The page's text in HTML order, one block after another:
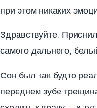
при этом никаких
Здравствуйте.
самого дальнего,
Сон был как будто
переднем зубе